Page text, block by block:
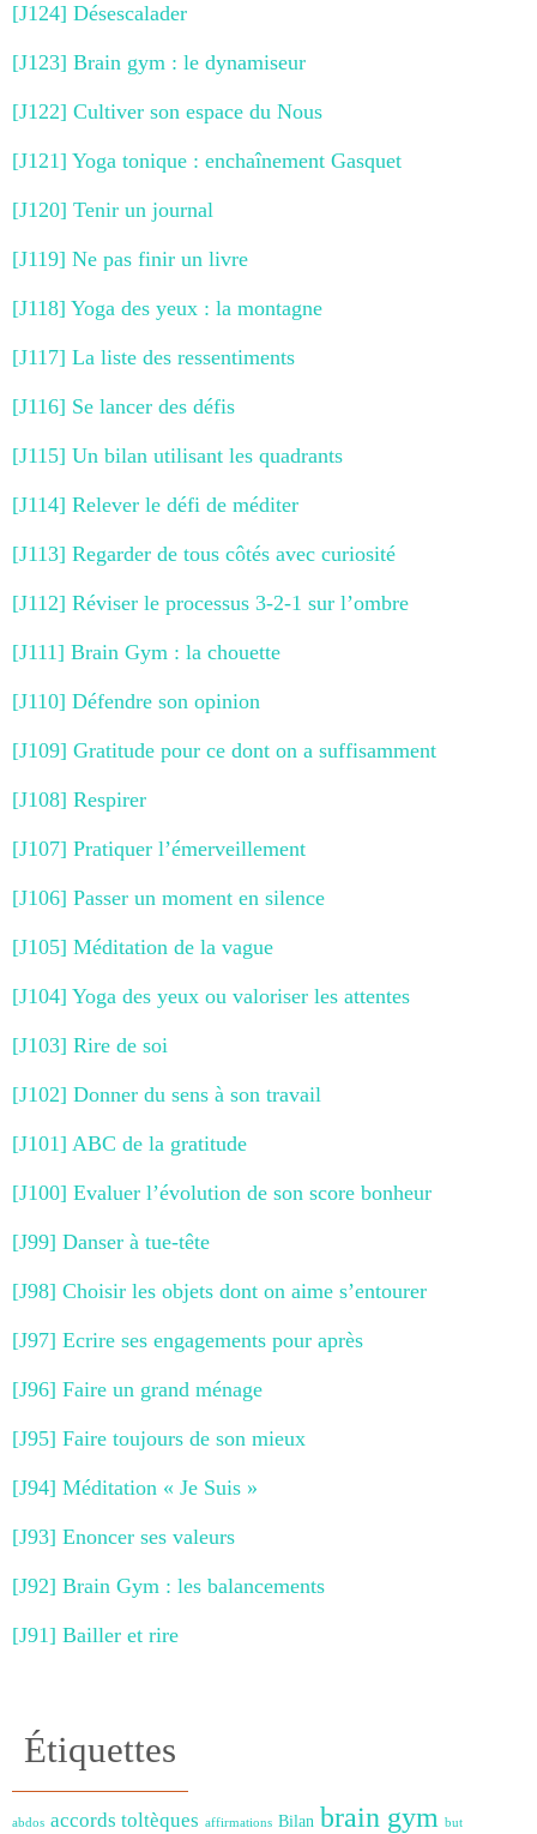
[J124] Désescalader
[J123] Brain gym : le dynamiseur
[J122] Cultiver son espace du Nous
[J121] Yoga tonique : enchaînement Gasquet
[J120] Tenir un journal
[J119] Ne pas finir un livre
[J118] Yoga des yeux : la montagne
[J117] La liste des ressentiments
[J116] Se lancer des défis
[J115] Un bilan utilisant les quadrants
[J114] Relever le défi de méditer
[J113] Regarder de tous côtés avec curiosité
[J112] Réviser le processus 3-2-1 sur l’ombre
[J111] Brain Gym : la chouette
[J110] Défendre son opinion
[J109] Gratitude pour ce dont on a suffisamment
[J108] Respirer
[J107] Pratiquer l’émerveillement
[J106] Passer un moment en silence
[J105] Méditation de la vague
[J104] Yoga des yeux ou valoriser les attentes
[J103] Rire de soi
[J102] Donner du sens à son travail
[J101] ABC de la gratitude
[J100] Evaluer l’évolution de son score bonheur
[J99] Danser à tue-tête
[J98] Choisir les objets dont on aime s’entourer
[J97] Ecrire ses engagements pour après
[J96] Faire un grand ménage
[J95] Faire toujours de son mieux
[J94] Méditation « Je Suis »
[J93] Enoncer ses valeurs
[J92] Brain Gym : les balancements
[J91] Bailler et rire
Étiquettes
abdos accords toltèques affirmations Bilan brain gym but